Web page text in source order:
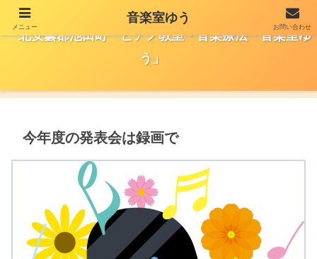
北安曇郡池田町 ピアノ教室・音楽療法「音楽室ゆ
う」
今年度の発表会は録画で
メニュー
音楽室ゆう
お問い合わせ